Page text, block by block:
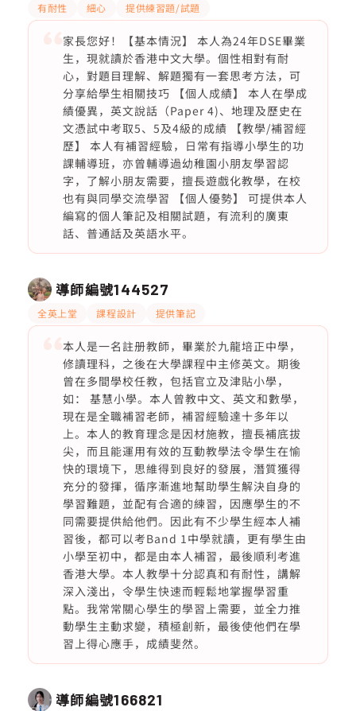
有耐性 細心 提供練習題/試題
家長您好！【基本情況】 本人為24年DSE畢業
生，現就讀於香港中文大學。個性相對有耐
心，對題目理解、解題獨有一套思考方法，可
分享給學生相關技巧 【個人成績】 本人在學成
績優異，英文說話（Paper 4)、地理及歷史在
文憑試中考取5、5及4級的成績 【教學/補習經
歷】 本人有補習經驗，日常有指導小學生的功
課輔導班，亦曾輔導過幼稚園小朋友學習認
字，了解小朋友需要，擅長遊戲化教學，在校
也有與同學交流學習 【個人優勢】 可提供本人
編寫的個人筆記及相關試題，有流利的廣東
話、普通話及英語水平。
導師編號144527
全英上堂 課程設計 提供筆記
本人是一名註册教師，畢業於九龍培正中學，
修讀理科，之後在大學課程中主修英文。期後
曾在多間學校任教，包括官立及津貼小學，
如： 基慧小學。本人曾教中文、英文和數學，
現在是全職補習老師，補習經驗達十多年以
上。本人的教育理念是因材施教，擅長補底拔
尖，而且能運用有效的互動教學法令學生在愉
快的環境下，思維得到良好的發展，潛質獲得
充分的發揮，循序漸進地幫助學生解決自身的
學習難題，並配有合適的練習，因應學生的不
同需要提供給他們。因此有不少學生經本人補
習後，都可以考Band 1中學就讀，更有學生由
小學至初中，都是由本人補習，最後順利考進
香港大學。本人教學十分認真和有耐性，講解
深入淺出，令學生快速而輕鬆地掌握學習重
點。我常常關心學生的學習上需要，並全力推
動學生主動求變，積極創新，最後使他們在學
習上得心應手，成績斐然。
導師編號166821